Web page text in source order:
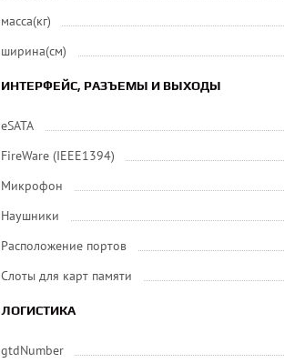
масса(кг)
ширина(см)
ИНТЕРФЕЙС, РАЗЪЕМЫ И ВЫХОДЫ
eSATA
FireWare (IEEE1394)
Микрофон
Наушники
Расположение портов
Слоты для карт памяти
ЛОГИСТИКА
gtdNumber